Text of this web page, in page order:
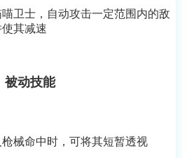
卫士，自动攻击一定范围内的敌
使其减速
被动技能
械命中时，可将其短暂透视